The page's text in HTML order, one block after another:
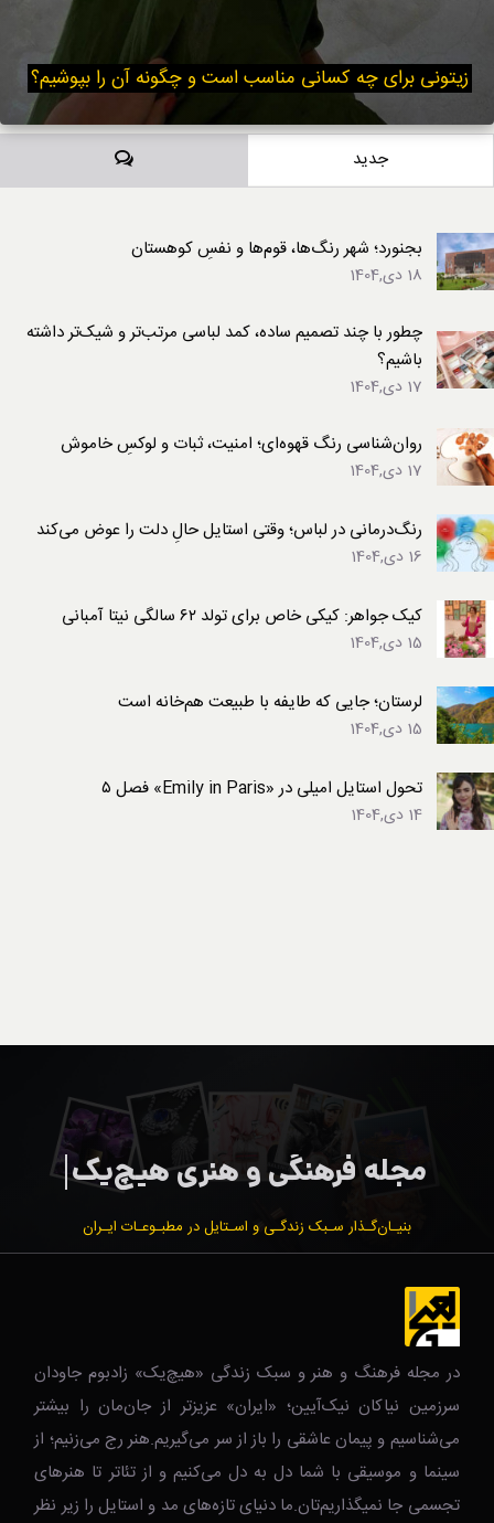
زیتونی برای چه کسانی مناسب است و چگونه آن را بپوشیم؟
جدید دیدگاه‌ها
بجنورد؛ شهر رنگ‌ها، قوم‌ها و نفسِ کوهستان
18 دی,1404
چطور با چند تصمیم ساده، کمد لباسی مرتب‌تر و شیک‌تر داشته
باشیم؟
17 دی,1404
روان‌شناسی رنگ قهوه‌ای؛ امنیت، ثبات و لوکسِ خاموش
17 دی,1404
رنگ‌درمانی در لباس؛ وقتی استایل حالِ دلت را عوض می‌کند
16 دی,1404
کیک جواهر: کیکی خاص برای تولد ۶۲ سالگی نیتا آمبانی
15 دی,1404
لرستان؛ جایی که طایفه با طبیعت هم‌خانه است
15 دی,1404
تحول استایل امیلی در «Emily in Paris» فصل ۵
14 دی,1404
بنیـان‌گـذار سـبک زندگـی و اسـتایل در مطبـوعـات ایـران
در مجله فرهنگ و هنر و سبک زندگی‌ «هیچ‌یک» زادبوم جاودان
سرزمین نیاکان نیک‌‌‌آیین؛ «ایران» عزیزتر از جان‌مان را بیشتر
می‌شناسیم و پیمان عاشقی را باز از سر می‌گیریم.هنر رج می‌زنیم؛ از
سینما و موسیقی با شما دل به دل می‌کنیم و از تئاتر تا هنرهای
تجسمی جا نمیگذاریم‌تان.ما دنیای تازه‌های مد و استایل را زیر نظر